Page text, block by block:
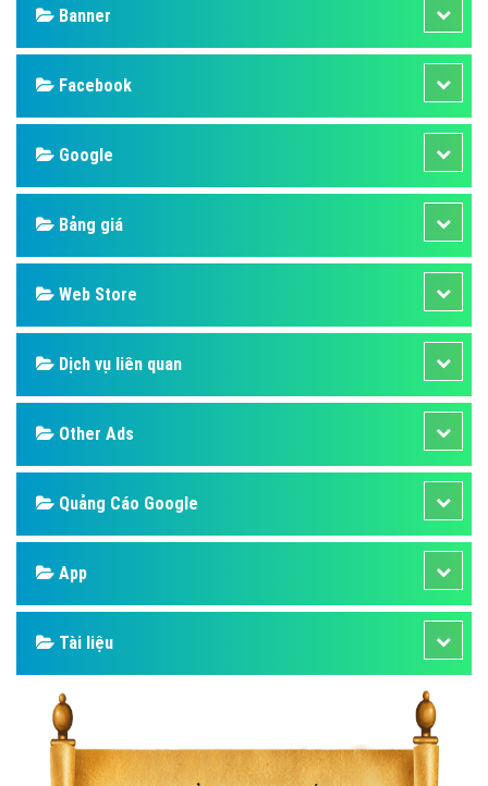
Banner
Facebook
Google
Bảng giá
Web Store
Dịch vụ liên quan
Other Ads
Quảng Cáo Google
App
Tài liệu